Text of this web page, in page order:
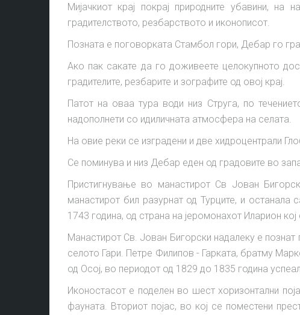
Мијачкиот крај покрај природните убавини,
градителството, резбарството и иконописот.
Позната е поговорката Стамбол гори, Дебар го
Ако пак сакате да го доживеете целокупното
градителите, резбарите и зографите од овој крај.
Патот на оваа тура води низ Струга, по
надополнети со идиличната атмосфера на селата.
На овие реки се изградени и две хидроцентрали
Се поминува и низ Дебар еден од градовите во
Пристигнување во манастирот Св Јован
манастирот бил разурнат од Турците, и
1743 година, од страна на јеромонахот Иларион
Манастирот Св. Јован Бигорски надалеку е познат
селото Гари. Петре Филипов - Гарката, братму
од Осој, во периодот од 1829 до 1835 година
Иконостасот е поделен во шест хоризонтални
фауната. Вториот појас, во кој се поместени